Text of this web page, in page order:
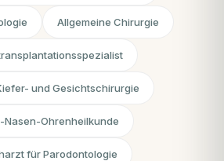
Allgemeine Chirurgie
und Gesichtschirurgie
Nasen-Ohrenheilkunde
für Parodontologie